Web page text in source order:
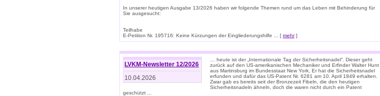
In unserer heutigen Ausgabe 13/2026 haben wir folgende Themen rund um das Leben mit Behinderung für
Sie ausgesucht:
Teilhabe
E-Petition Nr. 195716: Keine Kürzungen der Eingliederungshilfe ... [ mehr]
LVKM-Newsletter 12/2026
10.04.2026
… heute ist der „Internationale Tag der Sicherheitsnadel“. Dieser geht
zurück auf den US-amerikanischen Mechaniker und Erfinder Walter Hunt
aus Martinsburg im Bundesstaat New York, Er hat die Sicherheitsnadel
erfunden und dafür das US-Patent Nr. 6281 am 10. April 1849 erhalten.
Zwar gab es bereits seit der Bronzezeit Fibeln, die den heutigen
Sicherheitsnadeln ähneln, doch die waren nicht durch ein Patent
geschützt ...